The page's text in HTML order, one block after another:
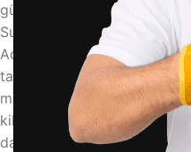
güvenli yöntemleri adım
Su Tahliyesini Bekleyin ve
Adım Adım Çözüm: İlk
tamamen boşaltıp
model, su seviyesi güvenli
kilitli tutar. Bunun için
dakika bekleyin, ardından